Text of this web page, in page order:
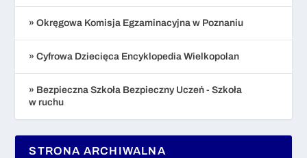
» Okręgowa Komisja Egzaminacyjna w Poznaniu
» Cyfrowa Dziecięca Encyklopedia Wielkopolan
» Bezpieczna Szkoła Bezpieczny Uczeń - Szkoła
w ruchu
STRONA ARCHIWALNA